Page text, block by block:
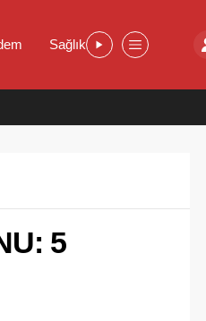
Sağlık
5